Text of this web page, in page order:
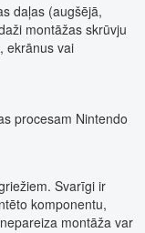
daļas (augšējā,
montāžas skrūvju
ekrānus vai
procesam Nintendo
Svarīgi ir
komponentu,
montāža var